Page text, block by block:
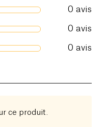
0 avis
0 avis
0 avis
ce produit.